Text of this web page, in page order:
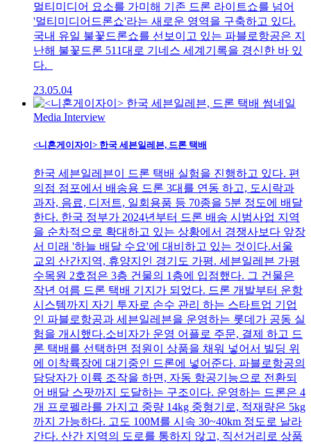
멀티미디어 요소를 가미해 기존 드론 라이트쇼를 넘어
'멀티미디어드론쇼'라는 새로운 영역을 구축하고 있다.
국내 유일 불꽃드론쇼를 선보이고 있는 파블로항공은 지
난해 불꽃드론 511대로 기네스 세계기록을 경신한 바 있
다.
23.05.04
Media Interview
<니혼게이자이> 한국 세븐일레븐, 드론 택배
한국 세븐일레븐이 드론 택배 실험을 진행하고 있다. 편
의점 점포에서 배송용 드론 3대를 연동 하고, 도시락과
과자, 음료, 디저트, 일회용품 등 70종을 5분 정도에 배달
한다. 한국 정부가 2024년부터 드론 배송 시범사업 지역
을 순차적으로 확대하고 있는 상황에서 경쟁사보다 앞장
서 미래 '하늘 배달 수요'에 대비하고 있는 것이다.서울
교외 산간지역, 휴양지인 경기도 가평. 세븐일레븐 가평
수목원 2호점은 3층 건물의 1층에 입점했다. 그 건물은
작년 여름 드론 택배 기지가 되었다. 드론 개발부터 운항
시스템까지 자기 투자로 손수 관리 하는 스타트업 기업
인 파블로항공과 세븐일레븐을 운영하는 롯데가 공동 실
험을 개시했다.소비자가 운영 어플로 주문, 결제 하고 드
론 택배를 선택하면 점원이 상품을 채워 넣어서 빌딩 위
에 이착륙장에 대기중인 드론에 넣어준다. 파블로항공의
담당자가 이륙 조작을 하면, 자동 항공기능으로 전환되
어 배달 스팟까지 도달하는 구조이다. 운영하는 드론은 4
개 프로펠라를 가지고 중량 14kg 중형기로, 적재량은 5kg
까지 가능하다. 고도 100M를 시속 30~40km 정도로 날라
간다. 산간 지역의 도로를 통하지 않고, 직선거리로 상품